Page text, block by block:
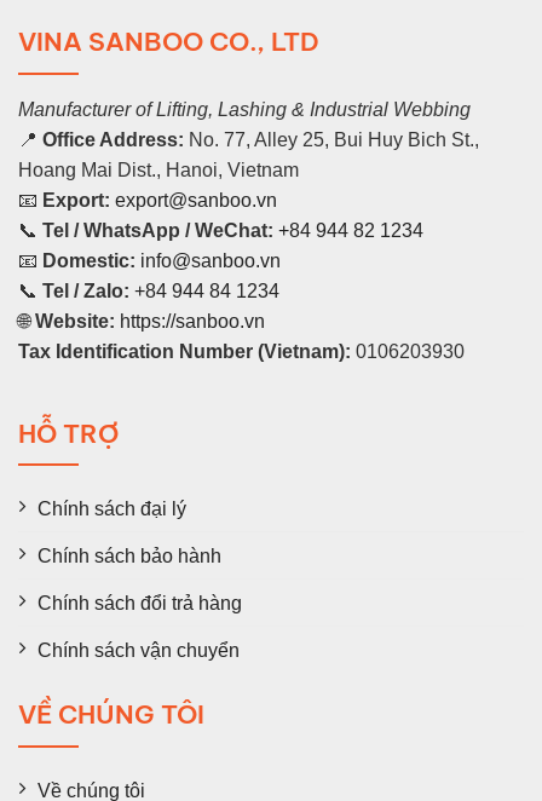
VINA SANBOO CO., LTD
Manufacturer of Lifting, Lashing & Industrial Webbing
📍 Office Address: No. 77, Alley 25, Bui Huy Bich St.,
Hoang Mai Dist., Hanoi, Vietnam
📧 Export: export@sanboo.vn
📞 Tel / WhatsApp / WeChat: +84 944 82 1234
📧 Domestic: info@sanboo.vn
📞 Tel / Zalo: +84 944 84 1234
🌐Website: https://sanboo.vn
Tax Identification Number (Vietnam): 0106203930
HỖ TRỢ
Chính sách đại lý
Chính sách bảo hành
Chính sách đổi trả hàng
Chính sách vận chuyển
VỀ CHÚNG TÔI
Về chúng tôi